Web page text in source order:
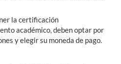
la certificación
académico, deben optar por
y elegir su moneda de pago.